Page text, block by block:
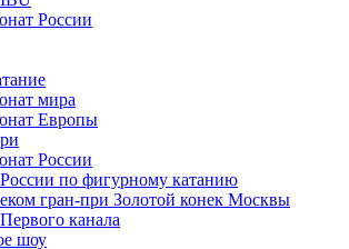
России
мира
Европы
России
по фигурному катанию
гран-при Золотой конек Москвы
канала
шоу